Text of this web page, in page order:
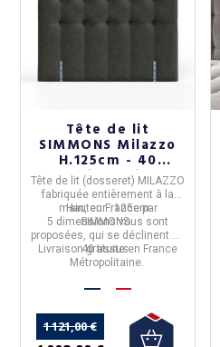
Tête de lit
SIMMONS Milazzo
H.125cm - 40
coloris 5 tailles
Tête de lit (dosseret) MILAZZO
fabriquée entièrement à la
main, enFrancepar
SIMMONS.
Hauteur :125cm
5 dimensions vous sont
proposées, qui se déclinent en
40 tissus.
Livraison gratuite en France
Métropolitaine.
1 121,00 €